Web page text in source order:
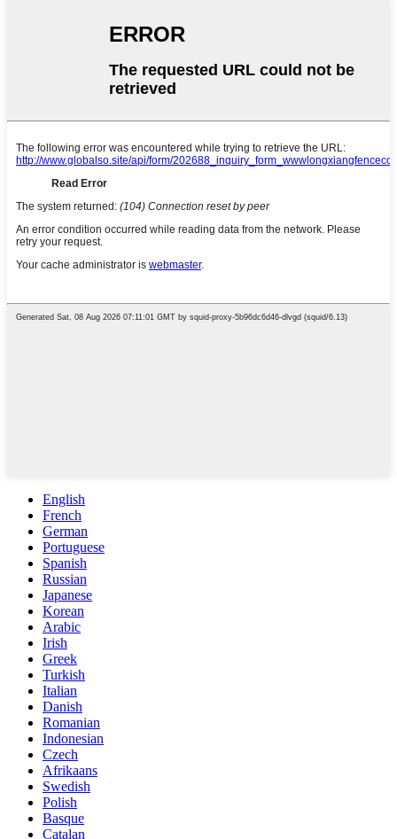
English
French
German
Portuguese
Spanish
Russian
Japanese
Korean
Arabic
Irish
Greek
Turkish
Italian
Danish
Romanian
Indonesian
Czech
Afrikaans
Swedish
Polish
Basque
Catalan